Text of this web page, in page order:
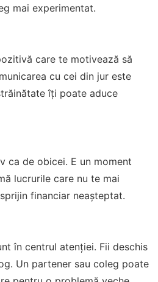
mai experimentat.
care te motivează să
cu cei din jur este
îți poate aduce
ca de obicei. E un moment
lucrurile care nu te mai
financiar neașteptat.
în centrul atenției. Fii deschis
Un partener sau coleg poate